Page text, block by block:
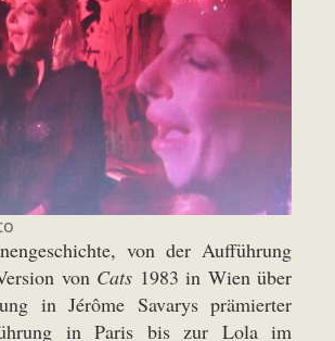
von der Aufführung
von Cats 1983 in Wien über
in Jérôme Savarys prämierter
in Paris bis zur Lola im